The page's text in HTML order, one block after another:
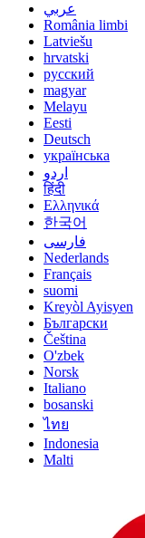
عربي
România limbi
Latviešu
hrvatski
русский
magyar
Melayu
Eesti
Deutsch
українська
اردو
हिंदी
Ελληνικά
한국어
فارسی
Nederlands
Français
suomi
Kreyòl Ayisyen
Български
Čeština
O'zbek
Norsk
Italiano
bosanski
ไทย
Indonesia
Malti